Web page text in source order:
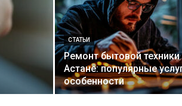
СТАТЬИ
Ремонт бытовой техники
Астане: популярные
особенности